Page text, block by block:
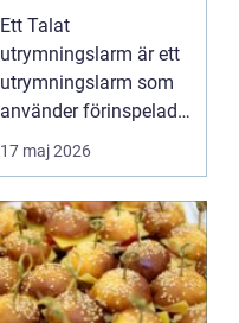
utrymning med
tydliga
röstmeddelanden
Ett Talat
utrymningslarm är ett
utrymningslarm som
använder förinspelade
eller direktsända
röstmedde...
17 maj 2026